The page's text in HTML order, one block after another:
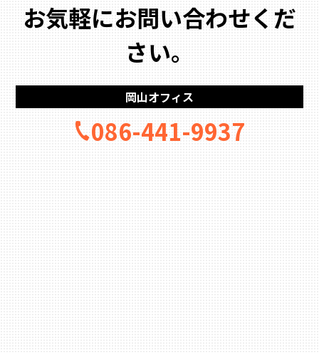
お気軽にお問い合わせくだ
さい。
岡山オフィス
086-441-9937